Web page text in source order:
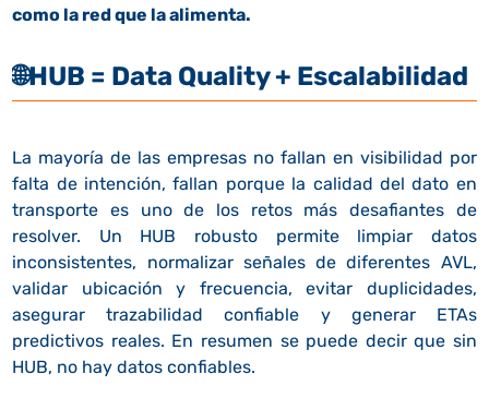
como la red que la alimenta.
🌐HUB = Data Quality + Escalabilidad
La mayoría de las empresas no fallan en visibilidad por
falta de intención, fallan porque la calidad del dato en
transporte es uno de los retos más desafiantes de
resolver. Un HUB robusto permite limpiar datos
inconsistentes, normalizar señales de diferentes AVL,
validar ubicación y frecuencia, evitar duplicidades,
asegurar trazabilidad confiable y generar ETAs
predictivos reales. En resumen se puede decir que sin
HUB, no hay datos confiables.